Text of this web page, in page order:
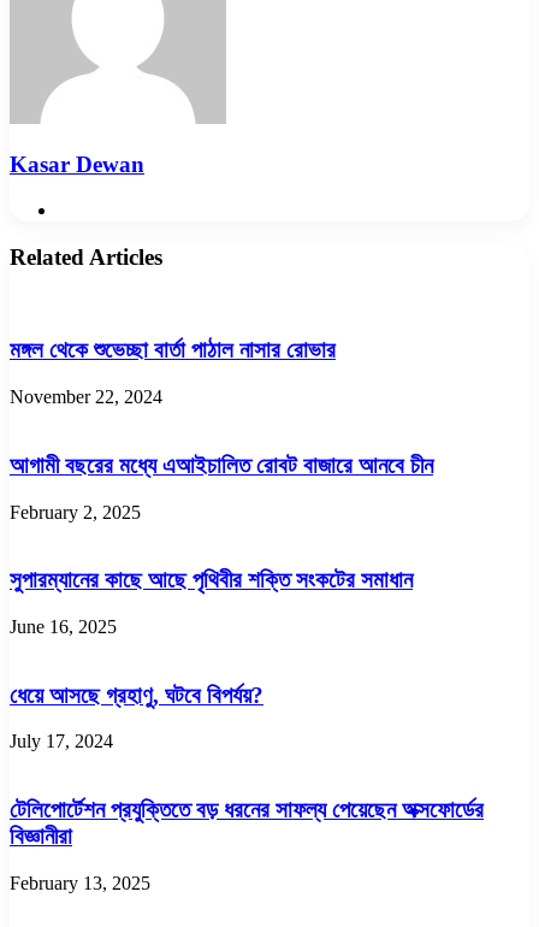
Kasar Dewan
Related Articles
মঙ্গল থেকে শুভেচ্ছা বার্তা পাঠাল নাসার রোভার
November 22, 2024
আগামী বছরের মধ্যে এআইচালিত রোবট বাজারে আনবে চীন
February 2, 2025
সুপারম্যানের কাছে আছে পৃথিবীর শক্তি সংকটের সমাধান
June 16, 2025
ধেয়ে আসছে গ্রহাণু, ঘটবে বিপর্যয়?
July 17, 2024
টেলিপোর্টেশন প্রযুক্তিতে বড় ধরনের সাফল্য পেয়েছেন অক্সফোর্ডের
বিজ্ঞানীরা
February 13, 2025